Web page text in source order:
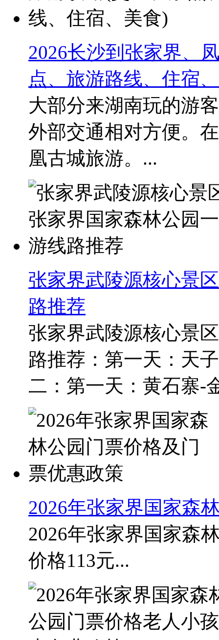
2026长沙到张家界、
点、旅游路线、住宿
大部分来湖南玩的游
外部交通相对方便。
凰古城旅游。...
张家界武陵源核心景
路推荐
张家界武陵源核心景
路推荐：第一天：天
二：第一天：黄石寨-
2026年张家界国家森
2026年张家界国家森
价格113元...